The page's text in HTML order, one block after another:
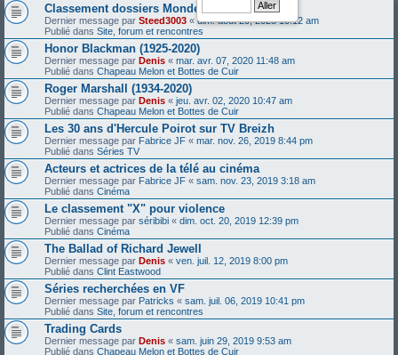
Classement dossiers Monde des Avengers
Dernier message par Steed3003 «dim. août 20, 2023 10:12 am
Publié dans Site, forum et rencontres
Honor Blackman (1925-2020)
Dernier message par Denis « mar. avr. 07, 2020 11:48 am
Publié dans Chapeau Melon et Bottes de Cuir
Roger Marshall (1934-2020)
Dernier message par Denis « jeu. avr. 02, 2020 10:47 am
Publié dans Chapeau Melon et Bottes de Cuir
Les 30 ans d'Hercule Poirot sur TV Breizh
Dernier message par Fabrice JF « mar. nov. 26, 2019 8:44 pm
Publié dans Séries TV
Acteurs et actrices de la télé au cinéma
Dernier message par Fabrice JF « sam. nov. 23, 2019 3:18 am
Publié dans Cinéma
Le classement "X" pour violence
Dernier message par séribibi « dim. oct. 20, 2019 12:39 pm
Publié dans Cinéma
The Ballad of Richard Jewell
Dernier message par Denis « ven. juil. 12, 2019 8:00 pm
Publié dans Clint Eastwood
Séries recherchées en VF
Dernier message par Patricks « sam. juil. 06, 2019 10:41 pm
Publié dans Site, forum et rencontres
Trading Cards
Dernier message par Denis « sam. juin 29, 2019 9:53 am
Publié dans Chapeau Melon et Bottes de Cuir